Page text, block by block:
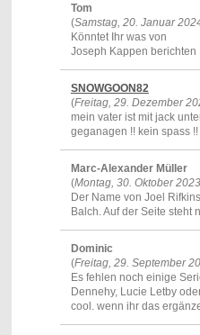
Tom
(Samstag, 20. Januar
Könntet Ihr was von
Joseph Kappen berichten
SNOWGOON82
(Freitag, 29. Dezember
mein vater ist mit jack
geganagen !! kein spass !!
Marc-Alexander Müller
(Montag, 30. Oktober
Der Name von Joel
Balch. Auf der Seite steht
Dominic
(Freitag, 29. September
Es fehlen noch einige
Dennehy, Lucie Letby
cool. wenn ihr das